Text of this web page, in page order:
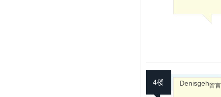
4楼 Denisgeh留